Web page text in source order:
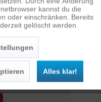
...mehr
Inaktiv
kannst du die
oder einschränken. Bereits
gelöscht werden.
Alles klar!